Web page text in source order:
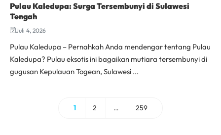
Pulau Kaledupa: Surga Tersembunyi di Sulawesi
Tengah
Juli 4, 2026
Pulau Kaledupa – Pernahkah Anda mendengar tentang Pulau
Kaledupa? Pulau eksotis ini bagaikan mutiara tersembunyi di
gugusan Kepulauan Togean, Sulawesi ...
Halaman
1 Halaman
2 … Halaman
259